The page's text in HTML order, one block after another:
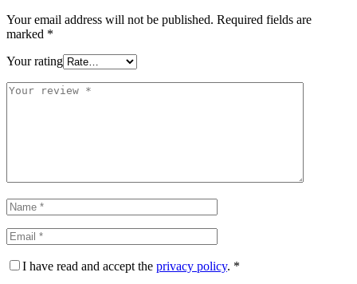
Your email address will not be published. Required fields are
marked *
Your rating
I have read and accept the privacy policy. *